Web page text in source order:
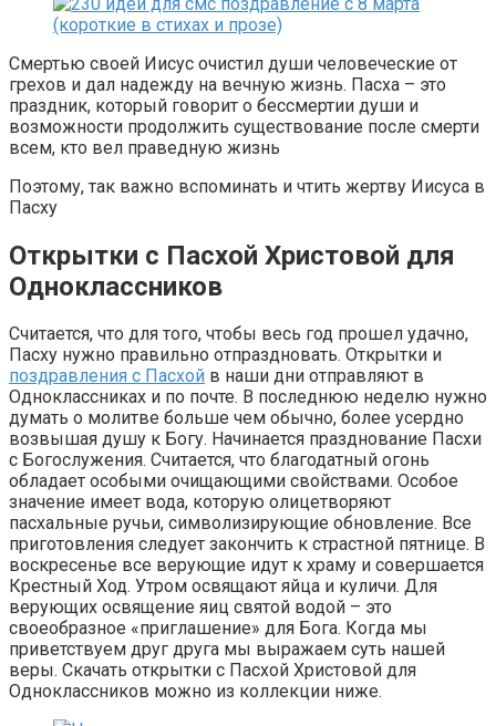
Смертью своей Иисус очистил души человеческие от
грехов и дал надежду на вечную жизнь. Пасха – это
праздник, который говорит о бессмертии души и
возможности продолжить существование после смерти
всем, кто вел праведную жизнь
Поэтому, так важно вспоминать и чтить жертву Иисуса в
Пасху
Открытки с Пасхой Христовой для
Одноклассников
Считается, что для того, чтобы весь год прошел удачно,
Пасху нужно правильно отпраздновать. Открытки и
поздравления с Пасхой в наши дни отправляют в
Одноклассниках и по почте. В последнюю неделю нужно
думать о молитве больше чем обычно, более усердно
возвышая душу к Богу. Начинается празднование Пасхи
с Богослужения. Считается, что благодатный огонь
обладает особыми очищающими свойствами. Особое
значение имеет вода, которую олицетворяют
пасхальные ручьи, символизирующие обновление. Все
приготовления следует закончить к страстной пятнице. В
воскресенье все верующие идут к храму и совершается
Крестный Ход. Утром освящают яйца и куличи. Для
верующих освящение яиц святой водой – это
своеобразное «приглашение» для Бога. Когда мы
приветствуем друг друга мы выражаем суть нашей
веры. Скачать открытки с Пасхой Христовой для
Одноклассников можно из коллекции ниже.